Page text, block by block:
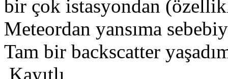
bir çok istasyondan
Meteordan yansıma
Tam bir backscatter
Kayıtlı